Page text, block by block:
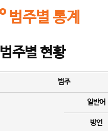
범주별 통계
범주별 현황
범주
일반어
방언